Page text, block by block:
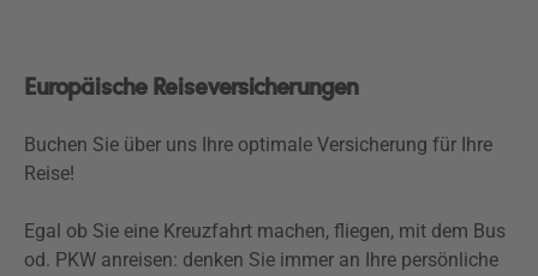
Europäische Reiseversicherungen
Buchen Sie über uns Ihre optimale Versicherung für Ihre
Reise!
Egal ob Sie eine Kreuzfahrt machen, fliegen, mit dem Bus
od. PKW anreisen: denken Sie immer an Ihre persönliche